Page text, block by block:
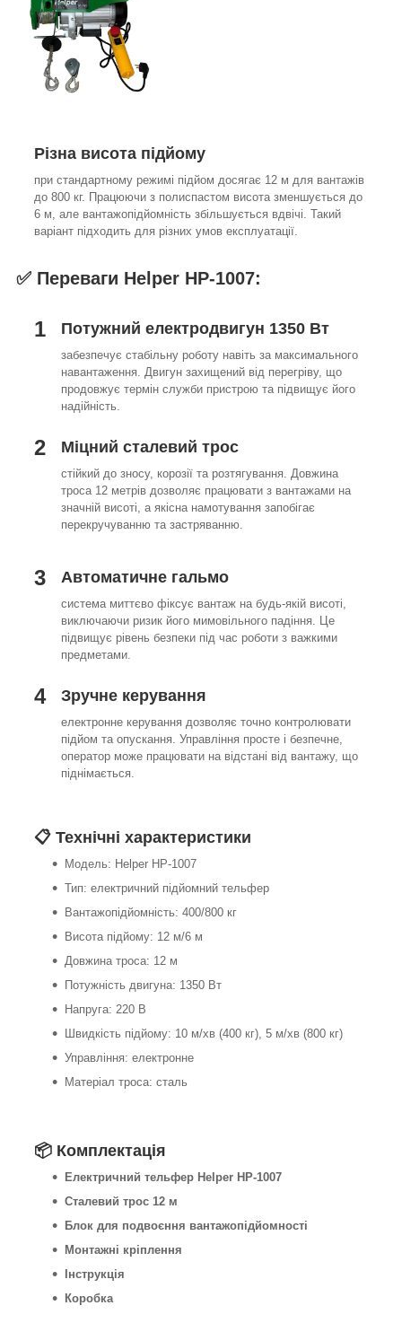
Різна висота підйому
при стандартному режимі підйом досягає 12 м для вантажів
до 800 кг. Працюючи з полиспастом висота зменшується до
6 м, але вантажопідйомність збільшується вдвічі. Такий
варіант підходить для різних умов експлуатації.
✅ Переваги Helper HP-1007:
1 Потужний електродвигун 1350 Вт
забезпечує стабільну роботу навіть за максимального
навантаження. Двигун захищений від перегріву, що
продовжує термін служби пристрою та підвищує його
надійність.
2 Міцний сталевий трос
стійкий до зносу, корозії та розтягування. Довжина
троса 12 метрів дозволяє працювати з вантажами на
значній висоті, а якісна намотування запобігає
перекручуванню та застряванню.
3 Автоматичне гальмо
система миттєво фіксує вантаж на будь-якій висоті,
виключаючи ризик його мимовільного падіння. Це
підвищує рівень безпеки під час роботи з важкими
предметами.
4 Зручне керування
електронне керування дозволяє точно контролювати
підйом та опускання. Управління просте і безпечне,
оператор може працювати на відстані від вантажу, що
піднімається.
📋 Технічні характеристики
Модель: Helper HP-1007
Тип: електричний підйомний тельфер
Вантажопідйомність: 400/800 кг
Висота підйому: 12 м/6 м
Довжина троса: 12 м
Потужність двигуна: 1350 Вт
Напруга: 220 В
Швидкість підйому: 10 м/хв (400 кг), 5 м/хв (800 кг)
Управління: електронне
Матеріал троса: сталь
📦 Комплектація
Електричний тельфер Helper HP-1007
Сталевий трос 12 м
Блок для подвоєння вантажопідйомності
Монтажні кріплення
Інструкція
Коробка